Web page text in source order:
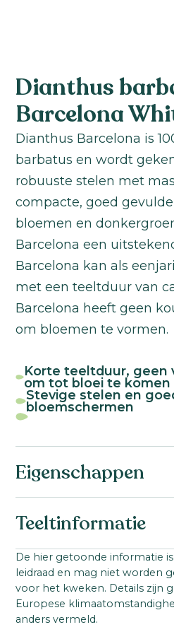
Dianthus
Barcelona
Dianthus Barcelona is
barbatus en wordt
robuuste stelen met
compacte, goed
bloemen en
Barcelona een
Barcelona kan als
met een teeltduur van
Barcelona heeft geen
om bloemen te vormen.
Korte teeltduur, geen
om tot bloei te komen
Stevige stelen en
bloemschermen
Eigenschappen
Dianthus barbatus F1
Familie:
Caryophyllaceae
Serienaam:
Barcelona
Teeltinformatie
Startmateriaal:
Gepilleerd zaad Zaad
Steellengte:
50-80cm
De hier getoonde informatie
leidraad en mag niet worden
voor het kweken. Details zijn
Europese
anders vermeld.